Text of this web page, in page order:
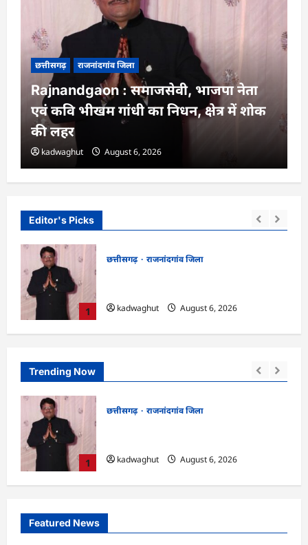
Editor's Picks
1
छत्तीसगढ़
राजनांदगांव जिला
kadwaghut
August 6, 2026
छत्तीसगढ़ राजनांदगांव जिला
Rajnandgaon : समाजसेवी, भाजपा नेता
एवं कवि भीखम गांधी का निधन, क्षेत्र में शोक
की लहर
kadwaghut August 6, 2026
Trending Now
1
छत्तीसगढ़
राजनांदगांव जिला
kadwaghut
August 6, 2026
Featured News